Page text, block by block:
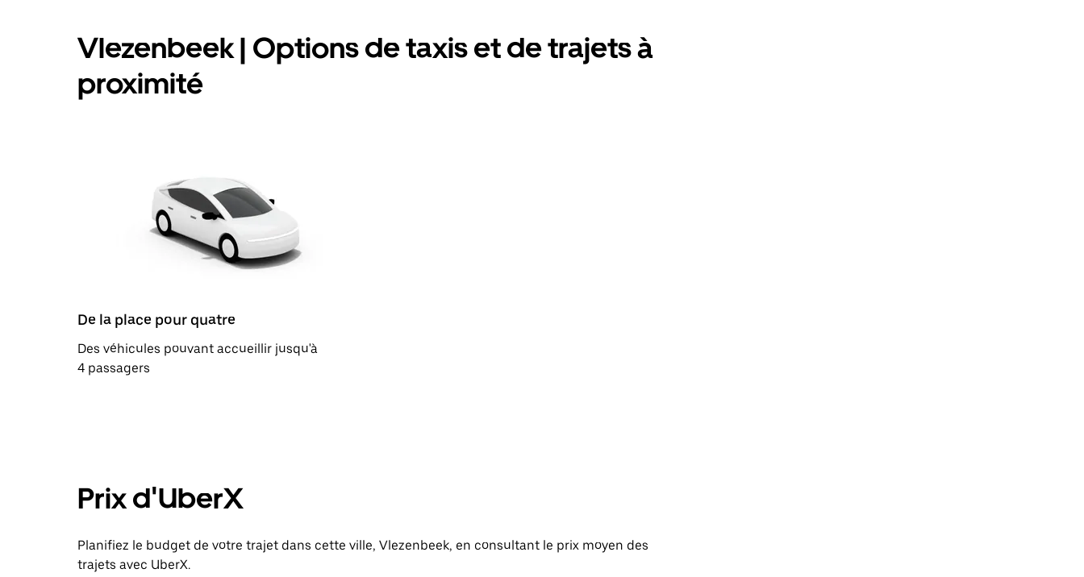
Vlezenbeek | Options de taxis et de trajets à
proximité
De la place pour quatre
Des véhicules pouvant accueillir jusqu'à
4 passagers
Prix d'UberX
Planifiez le budget de votre trajet dans cette ville, Vlezenbeek, en consultant le prix moyen des
trajets avec UberX.